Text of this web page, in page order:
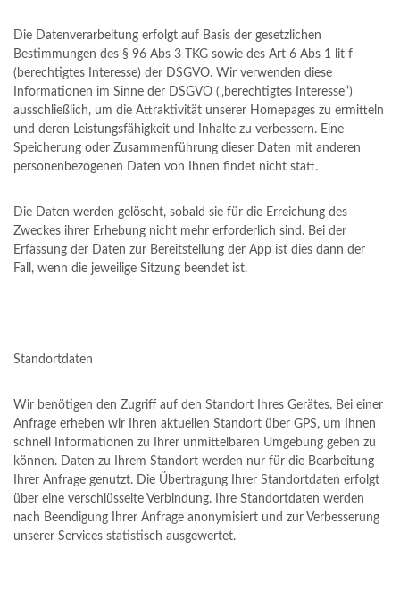
Die Datenverarbeitung erfolgt auf Basis der gesetzlichen
Bestimmungen des § 96 Abs 3 TKG sowie des Art 6 Abs 1 lit f
(berechtigtes Interesse) der DSGVO. Wir verwenden diese
Informationen im Sinne der DSGVO („berechtigtes Interesse“)
ausschließlich, um die Attraktivität unserer Homepages zu ermitteln
und deren Leistungsfähigkeit und Inhalte zu verbessern. Eine
Speicherung oder Zusammenführung dieser Daten mit anderen
personenbezogenen Daten von Ihnen findet nicht statt.
Die Daten werden gelöscht, sobald sie für die Erreichung des
Zweckes ihrer Erhebung nicht mehr erforderlich sind. Bei der
Erfassung der Daten zur Bereitstellung der App ist dies dann der
Fall, wenn die jeweilige Sitzung beendet ist.
Standortdaten
Wir benötigen den Zugriff auf den Standort Ihres Gerätes. Bei einer
Anfrage erheben wir Ihren aktuellen Standort über GPS, um Ihnen
schnell Informationen zu Ihrer unmittelbaren Umgebung geben zu
können. Daten zu Ihrem Standort werden nur für die Bearbeitung
Ihrer Anfrage genutzt. Die Übertragung Ihrer Standortdaten erfolgt
über eine verschlüsselte Verbindung. Ihre Standortdaten werden
nach Beendigung Ihrer Anfrage anonymisiert und zur Verbesserung
unserer Services statistisch ausgewertet.